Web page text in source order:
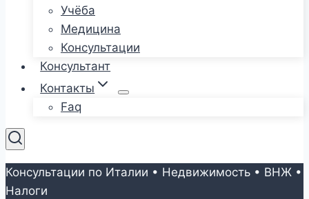
Учёба
Медицина
Консультации
Консультант
Контакты
Faq
Консультации по Италии • Недвижимость • ВНЖ •
Налоги